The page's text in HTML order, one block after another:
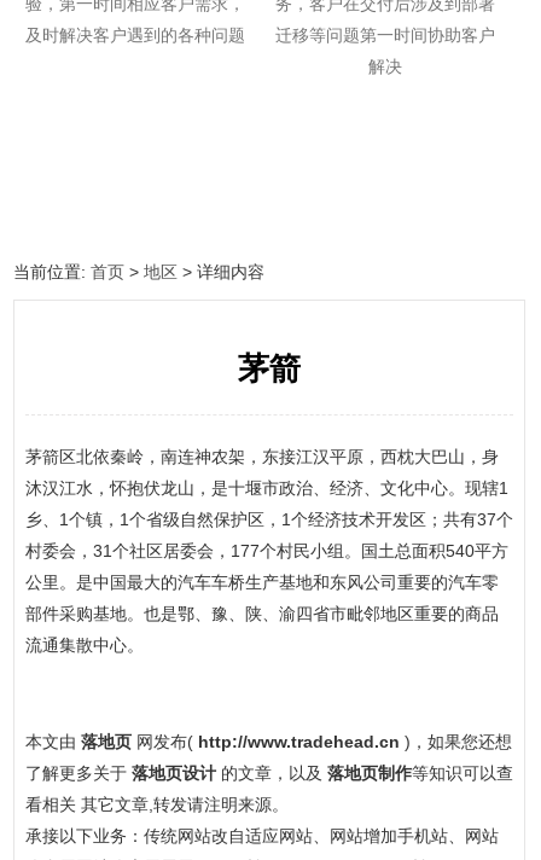
及时解决客户遇到的各种问题
迁移等问题第一时间协助客户
解决
当前位置:首页 >地区 > 详细内容
茅箭
茅箭区北依秦岭，南连神农架，东接江汉平原，西枕大巴山，身
沐汉江水，怀抱伏龙山，是十堰市政治、经济、文化中心。现辖1
乡、1个镇，1个省级自然保护区，1个经济技术开发区；共有37个
村委会，31个社区居委会，177个村民小组。国土总面积540平方
公里。是中国最大的汽车车桥生产基地和东风公司重要的汽车零
部件采购基地。也是鄂、豫、陕、渝四省市毗邻地区重要的商品
流通集散中心。
本文由 落地页 网发布( http://www.tradehead.cn )，如果您还想
了解更多关于 落地页设计 的文章，以及 落地页制作等知识可以查
看相关 其它文章,转发请注明来源。
承接以下业务：传统网站改自适应网站、网站增加手机站、网站